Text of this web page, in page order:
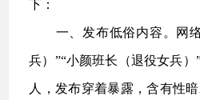
下：
一、发布低俗内容。网络
兵）”“小颜班长（退役女兵）
人，发布穿着暴露，含有性